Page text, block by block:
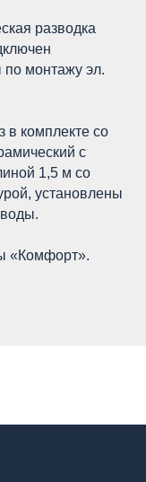
разводка
по монтажу эл.
в комплекте со
с
1,5 м со
установлены
«Комфорт».